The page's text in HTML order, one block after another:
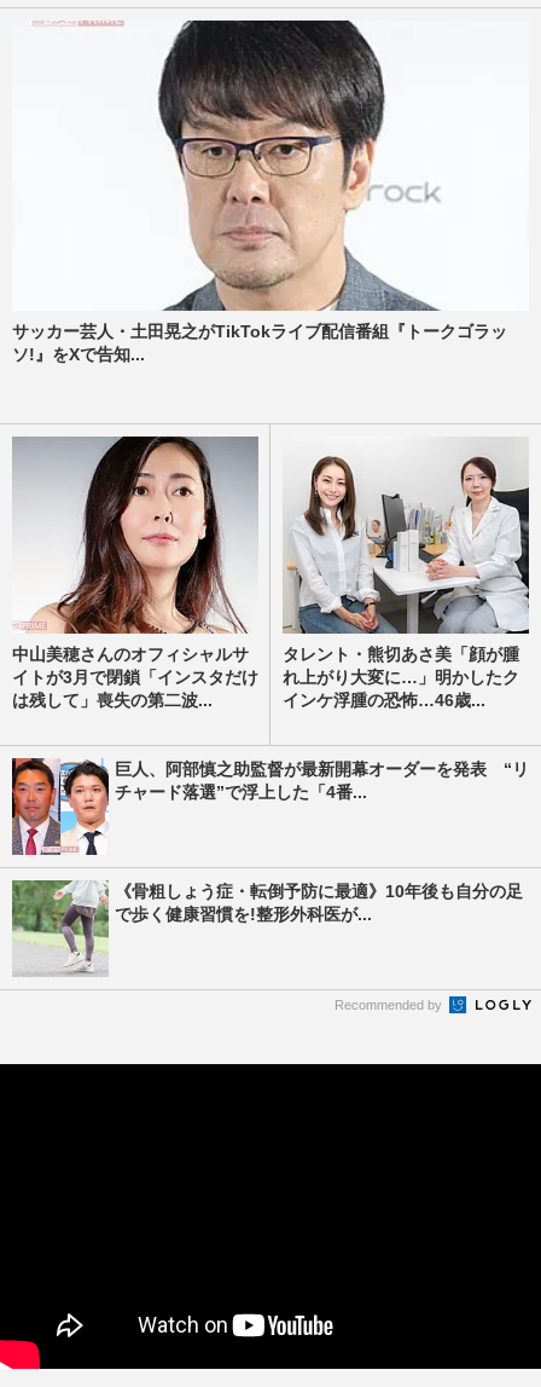
サッカー芸人・土田晃之がTikTokライブ配信番組『トークゴラッ
ソ!』をXで告知...
中山美穂さんのオフィシャルサ
イトが3月で閉鎖「インスタだけ
は残して」喪失の第二波...
タレント・熊切あさ美「顔が腫
れ上がり大変に…」明かしたク
インケ浮腫の恐怖…46歳...
巨人、阿部慎之助監督が最新開幕オーダーを発表 “リ
チャード落選”で浮上した「4番...
《骨粗しょう症・転倒予防に最適》10年後も自分の足
で歩く健康習慣を!整形外科医が...
Recommended by